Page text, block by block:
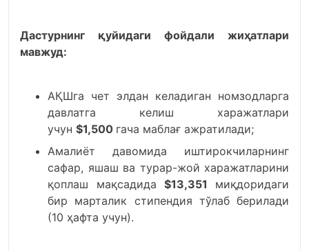
Дастурнинг қуйидаги фойдали жиҳатлари
мавжуд:
АҚШга чет элдан келадиган номзодларга
давлатга келиш харажатлари
учун $1,500 гача маблағ ажратилади;
Амалиёт давомида иштирокчиларнинг
сафар, яшаш ва турар-жой харажатларини
қоплаш мақсадида $13,351 миқдоридаги
бир марталик стипендия тўлаб берилади
(10 ҳафта учун).